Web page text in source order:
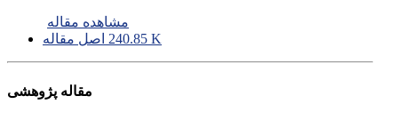
مشاهده مقاله
240.85 K
مقاله پژوهشی